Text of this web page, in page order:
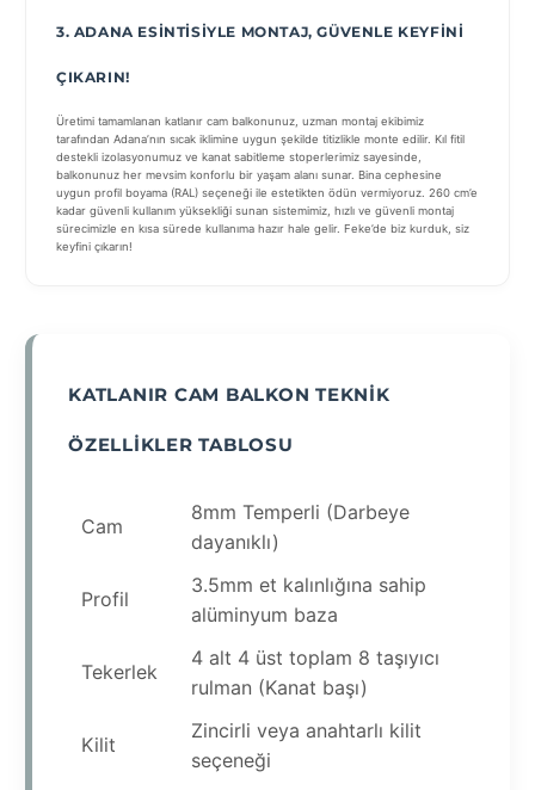
3. ADANA ESINTISIYLE MONTAJ, GÜVENLE KEYFINI
ÇIKARIN!
Üretimi tamamlanan katlanır cam balkonunuz, uzman montaj ekibimiz
tarafından Adana’nın sıcak iklimine uygun şekilde titizlikle monte edilir. Kıl fitil
destekli izolasyonumuz ve kanat sabitleme stoperlerimiz sayesinde,
balkonunuz her mevsim konforlu bir yaşam alanı sunar. Bina cephesine
uygun profil boyama (RAL) seçeneği ile estetikten ödün vermiyoruz. 260 cm’e
kadar güvenli kullanım yüksekliği sunan sistemimiz, hızlı ve güvenli montaj
sürecimizle en kısa sürede kullanıma hazır hale gelir. Feke’de biz kurduk, siz
keyfini çıkarın!
KATLANIR CAM BALKON TEKNIK
ÖZELLIKLER TABLOSU
Cam
8mm Temperli (Darbeye
dayanıklı)
Profil
3.5mm et kalınlığına sahip
alüminyum baza
Tekerlek
4 alt 4 üst toplam 8 taşıyıcı
rulman (Kanat başı)
Kilit
Zincirli veya anahtarlı kilit
seçeneği